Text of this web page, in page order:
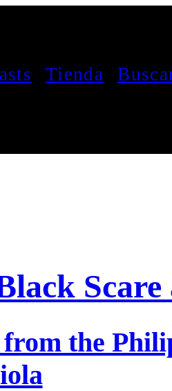
Tienda
the